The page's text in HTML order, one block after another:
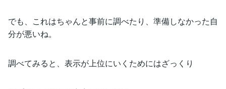
でも、これはちゃんと事前に調べたり、準備しなかった自
分が悪いね。
調べてみると、表示が上位にいくためにはざっくり